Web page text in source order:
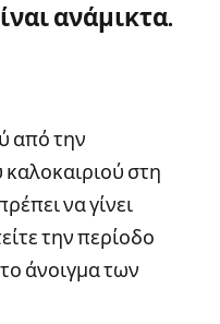
ανάμικτα.
από την
στη
να γίνει
την περίοδο
άνοιγμα των